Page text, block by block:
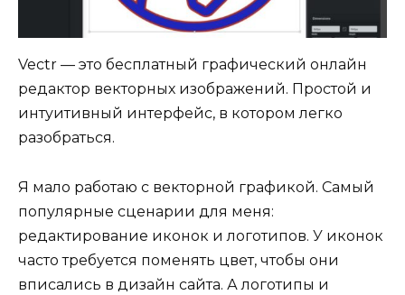
Vectr — это бесплатный графический онлайн
редактор векторных изображений. Простой и
интуитивный интерфейс, в котором легко
разобраться.
Я мало работаю с векторной графикой. Самый
популярные сценарии для меня:
редактирование иконок и логотипов. У иконок
часто требуется поменять цвет, чтобы они
вписались в дизайн сайта. А логотипы и